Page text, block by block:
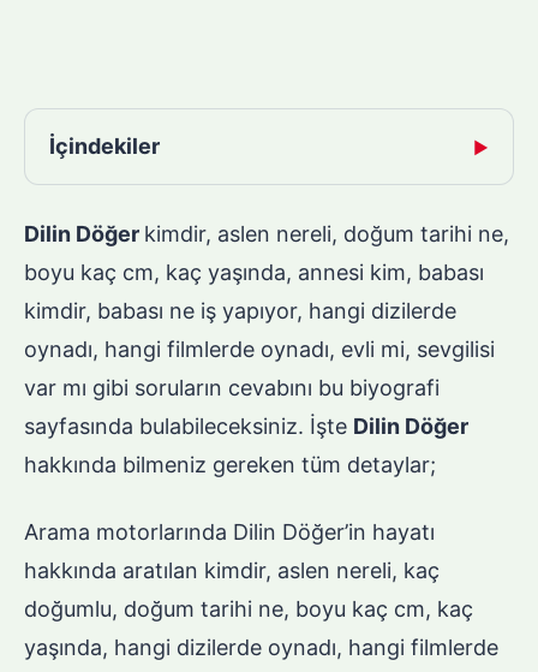
İçindekiler ▶
Dilin Döğer kimdir, aslen nereli, doğum tarihi ne,
boyu kaç cm, kaç yaşında, annesi kim, babası
kimdir, babası ne iş yapıyor, hangi dizilerde
oynadı, hangi filmlerde oynadı, evli mi, sevgilisi
var mı gibi soruların cevabını bu biyografi
sayfasında bulabileceksiniz. İşte Dilin Döğer
hakkında bilmeniz gereken tüm detaylar;
Arama motorlarında Dilin Döğer’in hayatı
hakkında aratılan kimdir, aslen nereli, kaç
doğumlu, doğum tarihi ne, boyu kaç cm, kaç
yaşında, hangi dizilerde oynadı, hangi filmlerde